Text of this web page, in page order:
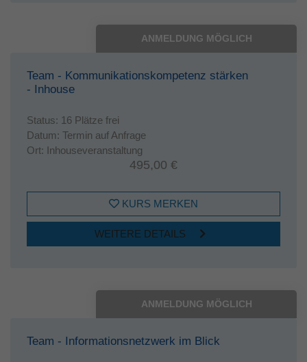
ANMELDUNG MÖGLICH
Team - Kommunikationskompetenz stärken
- Inhouse
Status: 16 Plätze frei
Datum: Termin auf Anfrage
Ort: Inhouseveranstaltung
495,00 €
KURS MERKEN
WEITERE DETAILS
ANMELDUNG MÖGLICH
Team - Informationsnetzwerk im Blick